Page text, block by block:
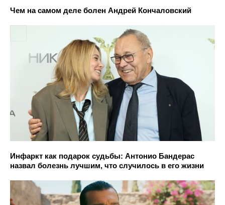
Чем на самом деле болен Андрей Кончаловский
Инфаркт как подарок судьбы: Антонио Бандерас
назвал болезнь лучшим, что случилось в его жизни